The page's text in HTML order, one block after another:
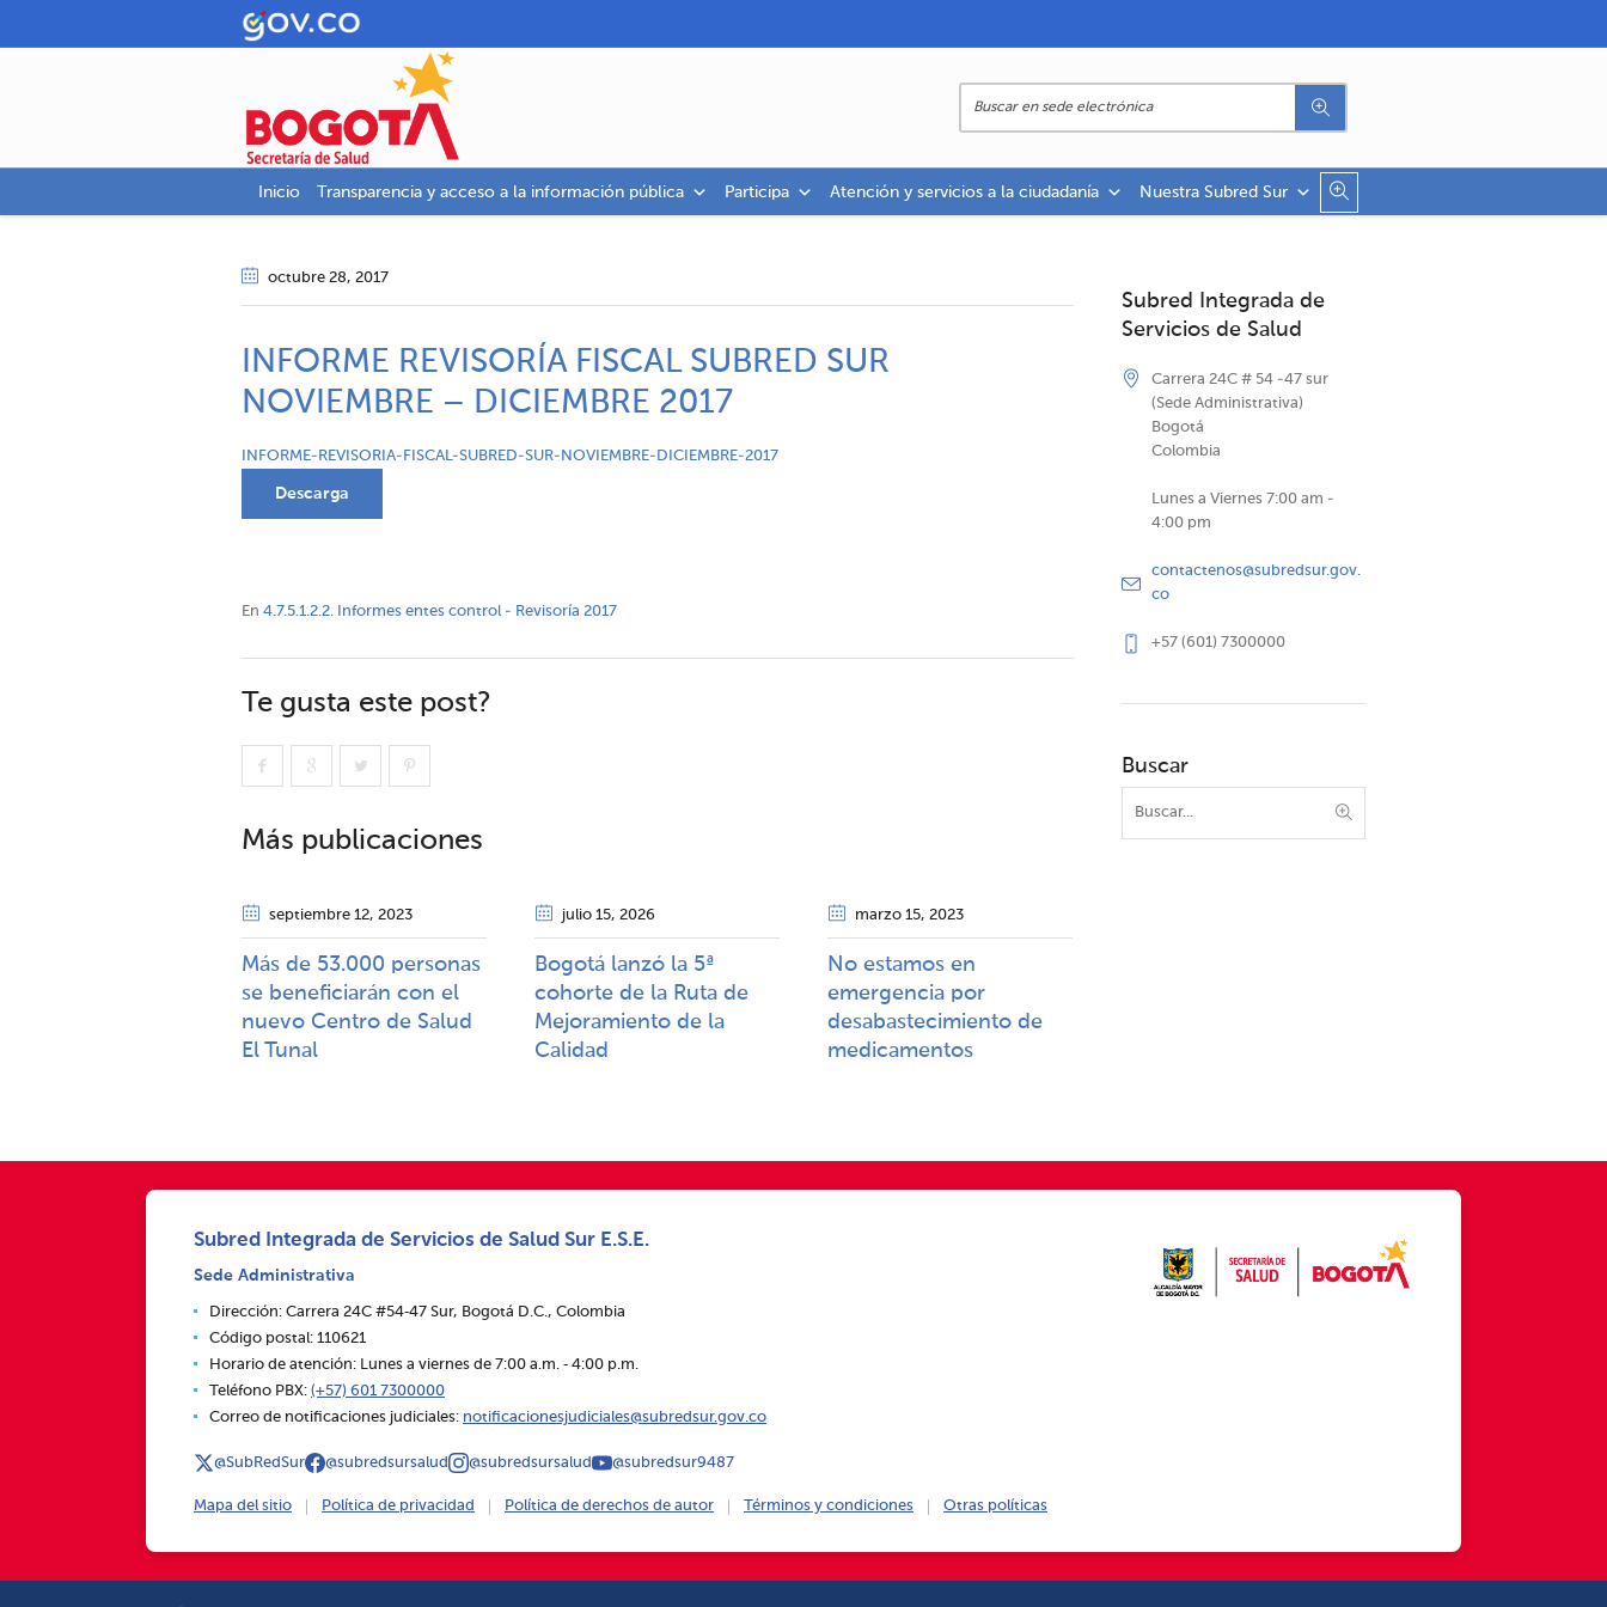
Inicio Transparencia y acceso a la información pública Participa Atención y servicios a la ciudadanía Nuestra Subred Sur
octubre 28, 2017
INFORME REVISORÍA FISCAL SUBRED SUR
NOVIEMBRE – DICIEMBRE 2017
INFORME-REVISORIA-FISCAL-SUBRED-SUR-NOVIEMBRE-DICIEMBRE-2017
Descarga
En 4.7.5.1.2.2. Informes entes control - Revisoría 2017
Te gusta este post?
Más publicaciones
septiembre 12, 2023
Más de 53.000 personas
se beneficiarán con el
nuevo Centro de Salud
El Tunal
julio 15, 2026
Bogotá lanzó la 5ª
cohorte de la Ruta de
Mejoramiento de la
Calidad​​
marzo 15, 2023
No estamos en
emergencia por
desabastecimiento de
medicamentos
Subred Integrada de
Servicios de Salud
Carrera 24C # 54 -47 sur
(Sede Administrativa)
Bogotá
Colombia
Lunes a Viernes 7:00 am -
4:00 pm
contactenos@subredsur.gov.
co
+57 (601) 7300000
Buscar
Subred Integrada de Servicios de Salud Sur E.S.E.
Sede Administrativa
Dirección: Carrera 24C #54‑47 Sur, Bogotá D.C., Colombia
Código postal: 110621
Horario de atención: Lunes a viernes de 7:00 a.m. ‑ 4:00 p.m.
Teléfono PBX: (+57) 601 7300000
Correo de notificaciones judiciales: notificacionesjudiciales@subredsur.gov.co
@SubRedSur @subredsursalud @subredsursalud @subredsur9487
Mapa del sitio Política de privacidad Política de derechos de autor Términos y condiciones Otras políticas